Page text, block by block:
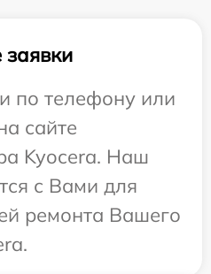
по телефону или
сайте
Kyocera. Наш
с Вами для
ремонта Вашего